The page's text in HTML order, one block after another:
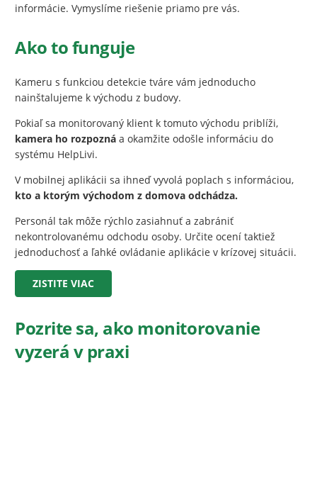
informácie. Vymyslíme riešenie priamo pre vás.
Ako to funguje
Kameru s funkciou detekcie tváre vám jednoducho
nainštalujeme k východu z budovy.
Pokiaľ sa monitorovaný klient k tomuto východu priblíži,
kamera ho rozpozná a okamžite odošle informáciu do
systému HelpLivi.
V mobilnej aplikácii sa ihneď vyvolá poplach s informáciou,
kto a ktorým východom z domova odchádza.
Personál tak môže rýchlo zasiahnuť a zabrániť
nekontrolovanému odchodu osoby. Určite ocení taktiež
jednoduchosť a ľahké ovládanie aplikácie v krízovej situácii.
ZISTITE VIAC
Pozrite sa, ako monitorovanie
vyzerá v praxi